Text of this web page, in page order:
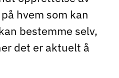
hvem som kan
bestemme selv,
det er aktuelt å